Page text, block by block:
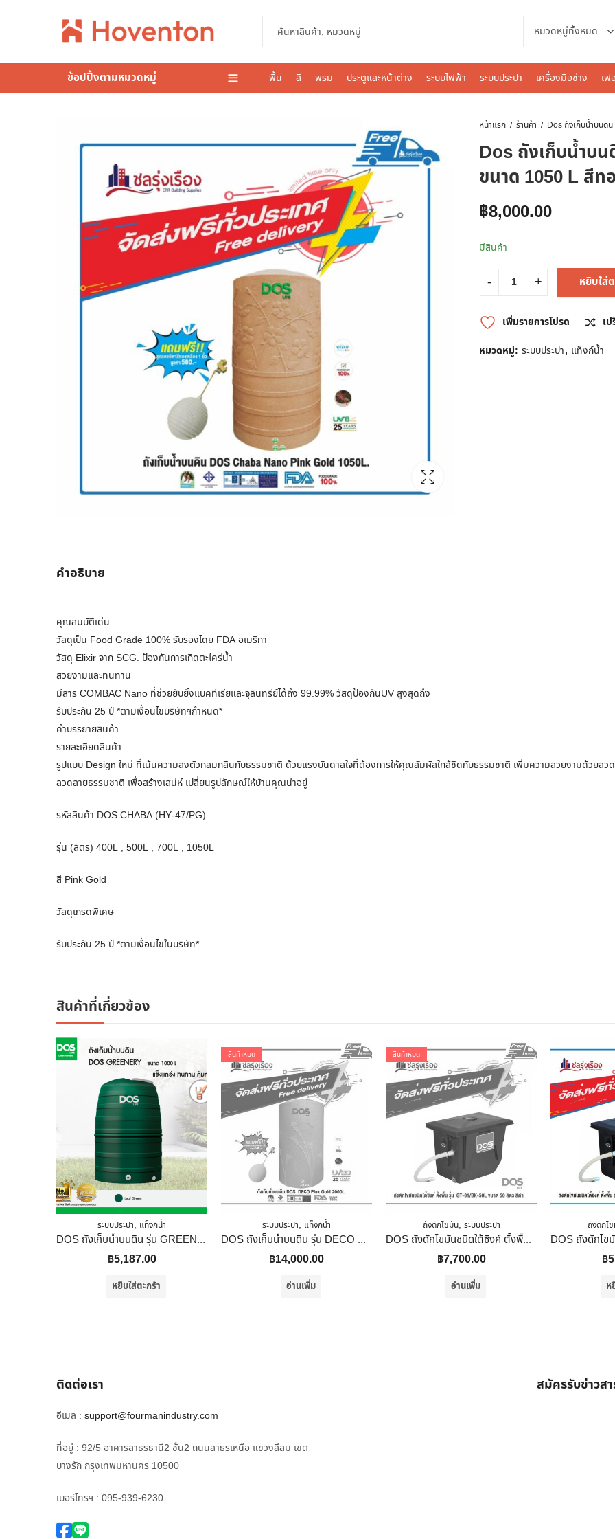
ข้อปปิ้งตามหมวดหมู่ พื้น สี พรม ประตูและหน้าต่าง ระบบไฟฟ้า ระบบประปา เครื่องมือช่าง เฟ
หน้าแรก ร้านค้า
Dos ถังเก็บน้ำบ
ขนาด 1050 L สี
฿8,000.00
มีสินค้า
หยิบใส่
เพิ่มรายการโปรด
เ
หมวดหมู่: ระบบประปา, แท็งก์น้ำ
คำอธิบาย
คุณสมบัติเด่น
วัสดุเป็น Food Grade 100% รับรองโดย FDA อเมริกา
วัสดุ Elixir จาก SCG. ป้องกันการเกิดตะไคร่น้ำ
สวยงามและทนทาน
มีสาร COMBAC Nano ที่ช่วยยับยั้งแบคทีเรียและจุลินทรีย์ได้ถึง 99.99% วัสดุป้องกันUV สูงสุดถึง
รับประกัน 25 ปี *ตามเงื่อนไขบริษัทฯกำหนด*
คำบรรยายสินค้า
รายละเอียดสินค้า
รูปแบบ Design ใหม่ ที่เน้นความลงตัวกลมกลืนกับธรรมชาติ ด้วยแรงบันดาลใจที่ต้องการให้คุณสัมผัสใกล้ชิดกับธรรมชาติ เพิ่มความสวยงามด้วยล
ลวดลายธรรมชาติ เพื่อสร้างเสน่ห์ เปลี่ยนรูปลักษณ์ให้บ้านคุณน่าอยู่
รหัสสินค้า DOS CHABA (HY-47/PG)
รุ่น (ลิตร) 400L , 500L , 700L , 1050L
สี Pink Gold
วัสดุเกรดพิเศษ
รับประกัน 25 ปี *ตามเงื่อนไขในบริษัท*
สินค้าที่เกี่ยวข้อง
ระบบประปา, แท็งก์น้ำ
DOS ถังเก็บน้ำบนดิน รุ่น GREENERY ขนาด 1000 ลิตร สีเขียว /ไม่รวมติดตั้ง
฿5,187.00
หยิบใส่ตะกร้า
สินค้าหมด
ระบบประปา, แท็งก์น้ำ
DOS ถังเก็บน้ำบนดิน รุ่น DECO NANO ขนาด 2000L สี Pink Gold (ทองชมพู)
฿14,000.00
อ่านเพิ่ม
สินค้าหมด
ถังดักไขมัน, ระบบประปา
DOS ถังดักไขมันชนิดใต้ซิงค์ ตั้งพื้น รุ่น GT-01/BK-50L ขนาด 50 ลิตร สีดำ
฿7,700.00
อ่านเพิ่ม
ถังดักไ
฿
ห
ติดต่อเรา
อีเมล : support@fourmanindustry.com
ที่อยู่ : 92/5 อาคารสาธรธานี2 ชั้น2 ถนนสาธรเหนือ แขวงสีลม เขต
บางรัก กรุงเทพมหานคร 10500
เบอร์โทรฯ : 095-939-6230
สมัครรับข่าวสา